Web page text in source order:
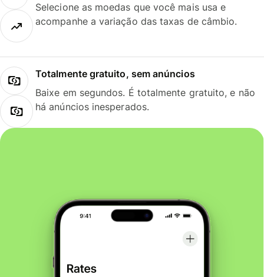
Selecione as moedas que você mais usa e
acompanhe a variação das taxas de câmbio.
Totalmente gratuito, sem anúncios
Baixe em segundos. É totalmente gratuito, e não
há anúncios inesperados.